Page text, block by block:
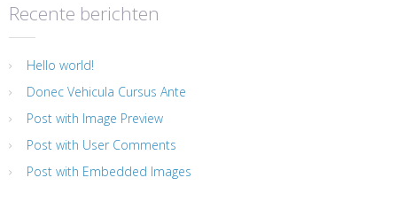
Recente berichten
Hello world!
Donec Vehicula Cursus Ante
Post with Image Preview
Post with User Comments
Post with Embedded Images